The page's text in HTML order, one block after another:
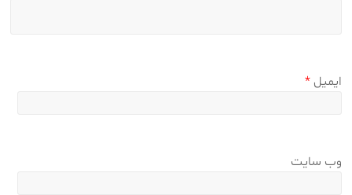
ایمیل*
وب‌ سایت